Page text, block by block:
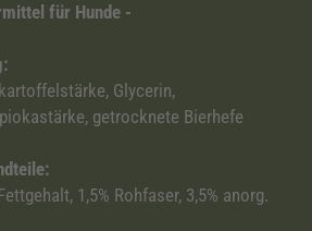
für Hunde -
Glycerin,
getrocknete Bierhefe
1,5% Rohfaser, 3,5% anorg.